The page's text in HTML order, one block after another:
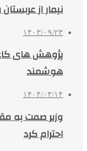
نیمار از
۱۴۰۳/۰۹/۲۳
پژوهش های
هوشمند
۱۴۰۴/۰۳/۱۴
وزیر صمت به
احترام کرد